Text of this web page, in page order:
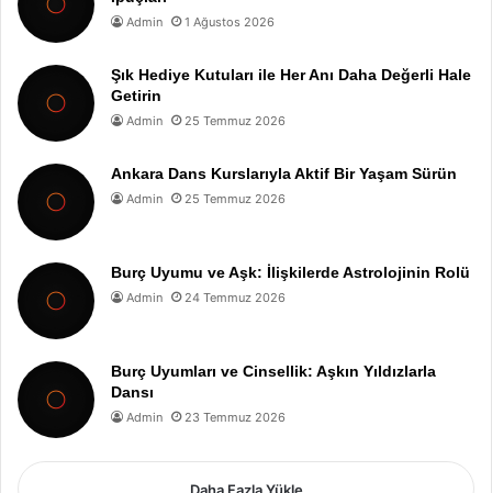
Admin 1 Ağustos 2026
Şık Hediye Kutuları ile Her Anı Daha Değerli Hale
Getirin
Admin 25 Temmuz 2026
Ankara Dans Kurslarıyla Aktif Bir Yaşam Sürün
Admin 25 Temmuz 2026
Burç Uyumu ve Aşk: İlişkilerde Astrolojinin Rolü
Admin 24 Temmuz 2026
Burç Uyumları ve Cinsellik: Aşkın Yıldızlarla
Dansı
Admin 23 Temmuz 2026